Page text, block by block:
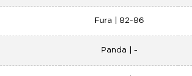
Fura | 82-86
Panda | -